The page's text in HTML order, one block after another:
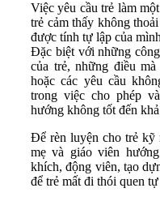
Việc yêu cầu trẻ làm
trẻ cảm thấy không
được tính tự lập của
Đặc biệt với những
của trẻ, những điều
hoặc các yêu cầu
trong việc cho phép
hướng không tốt đến
Để rèn luyện cho trẻ kỹ
mẹ và giáo viên
khích, động viên, tạo
để trẻ mất đi thói quen